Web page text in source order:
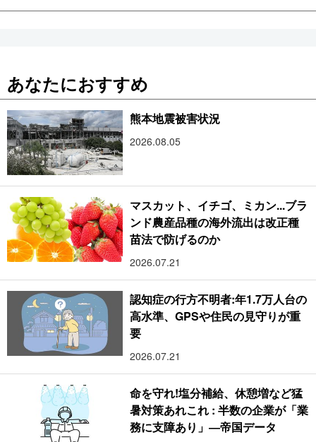
あなたにおすすめ
熊本地震被害状況
2026.08.05
マスカット、イチゴ、ミカン...ブラ
ンド農産品種の海外流出は改正種
苗法で防げるのか
2026.07.21
認知症の行方不明者:年1.7万人台の
高水準、GPSや住民の見守りが重
要
2026.07.21
命を守れ!塩分補給、休憩増など猛
暑対策あれこれ : 半数の企業が「業
務に支障あり」―帝国データ